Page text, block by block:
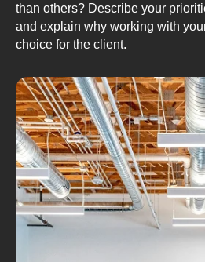
than others? Describe your
and explain why working with
choice for the client.